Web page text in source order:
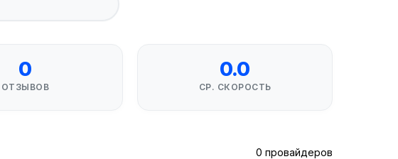
0
ОТЗЫВОВ
0.0
СР. СКОРОСТЬ
0 провайдеров